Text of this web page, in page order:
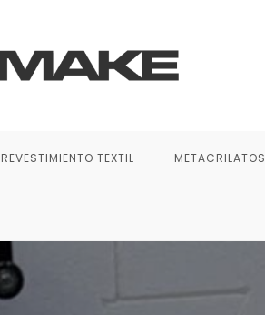
REVESTIMIENTO TEXTIL METACRILATOS